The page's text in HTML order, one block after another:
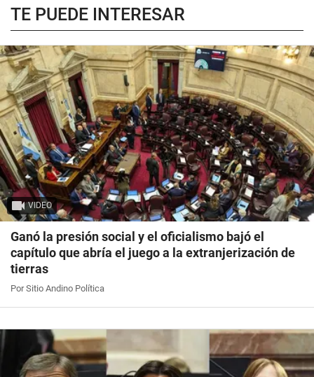
TE PUEDE INTERESAR
VIDEO
Ganó la presión social y el oficialismo bajó el
capítulo que abría el juego a la extranjerización de
tierras
Por Sitio Andino Política